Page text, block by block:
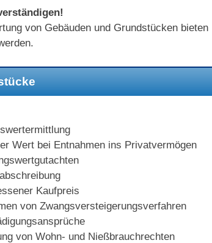
von Gebäuden und Grundstücken bieten
Wert bei Entnahmen ins Privatvermögen
Kaufpreis
von Zwangsversteigerungsverfahren
von Wohn- und Nießbrauchrechten